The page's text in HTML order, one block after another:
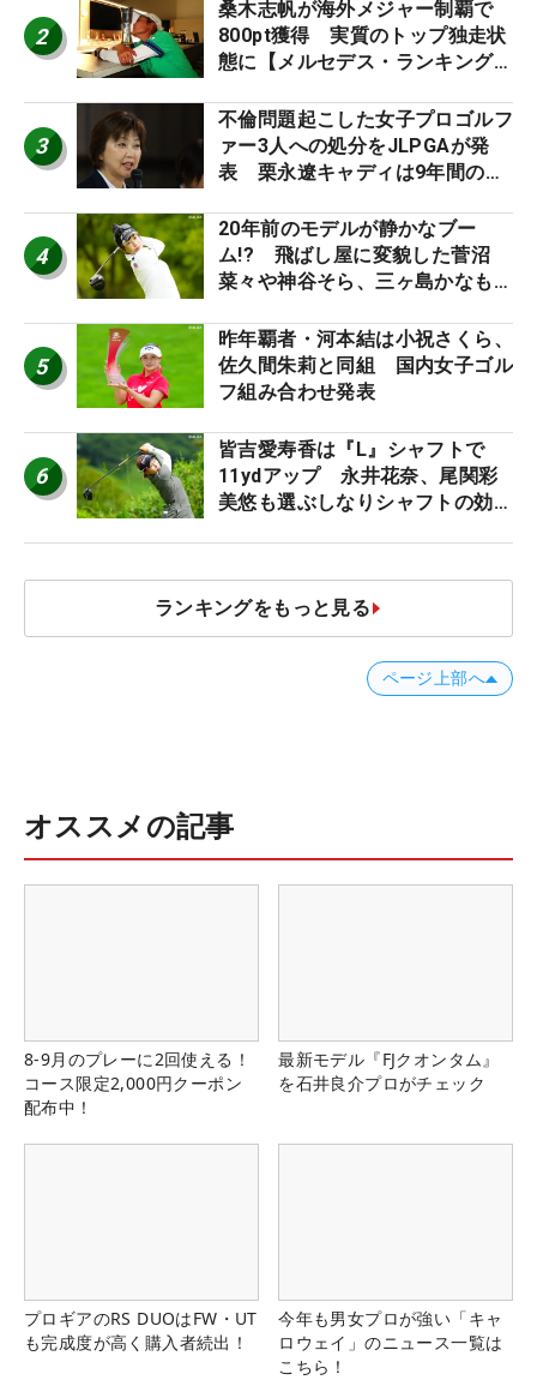
2
桑木志帆が海外メジャー制覇で
800pt獲得 実質のトップ独走状
態に【メルセデス・ランキング番
3
不倫問題起こした女子プロゴルフ
ァー3人への処分をJLPGAが発
表 栗永遼キャディは9年間の立
4
20年前のモデルが静かなブー
ム!? 飛ばし屋に変貌した菅沼
菜々や神谷そら、三ヶ島かなも使
ロたちの“飛ばしギア”】
5
昨年覇者・河本結は小祝さくら、
佐久間朱莉と同組 国内女子ゴル
フ組み合わせ発表
6
皆吉愛寿香は『L』シャフトで
11ydアップ 永井花奈、尾関彩
美悠も選ぶしなりシャフトの効果
ランキングをもっと見る
ページ上部へ
オススメの記事
8-9月のプレーに2回使える！
コース限定2,000円クーポン
配布中！
最新モデル『FJクオンタム』
を石井良介プロがチェック
プロギアのRS DUOはFW・UT
も完成度が高く購入者続出！
今年も男女プロが強い「キャ
ロウェイ」のニュース一覧は
こちら！